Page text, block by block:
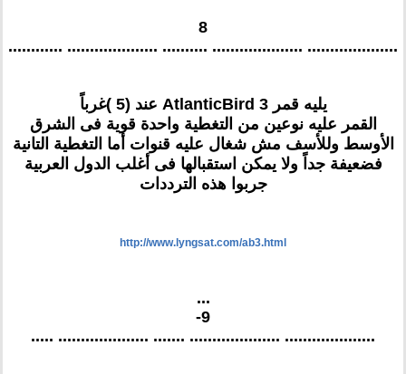
8
.................... .................... .......... .................... ............
يليه قمر AtlanticBird 3 عند (5 )غرباً
القمر عليه نوعين من التغطية واحدة قوية فى الشرق
الأوسط وللأسف مش شغال عليه قنوات أما التغطية التانية
فضعيفة جداً ولا يمكن استقبالها فى أغلب الدول العربية
جربوا هذه الترددات
http://www.lyngsat.com/ab3.html
...
9-
.................... .................... ....... .................... .....